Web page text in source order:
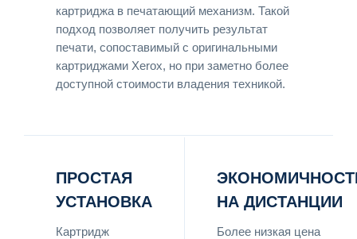
картриджа в печатающий механизм. Такой
подход позволяет получить результат
печати, сопоставимый с оригинальными
картриджами Xerox, но при заметно более
доступной стоимости владения техникой.
ПРОСТАЯ
УСТАНОВКА
Картридж
НА ДИСТАНЦИИ
Более низкая цена